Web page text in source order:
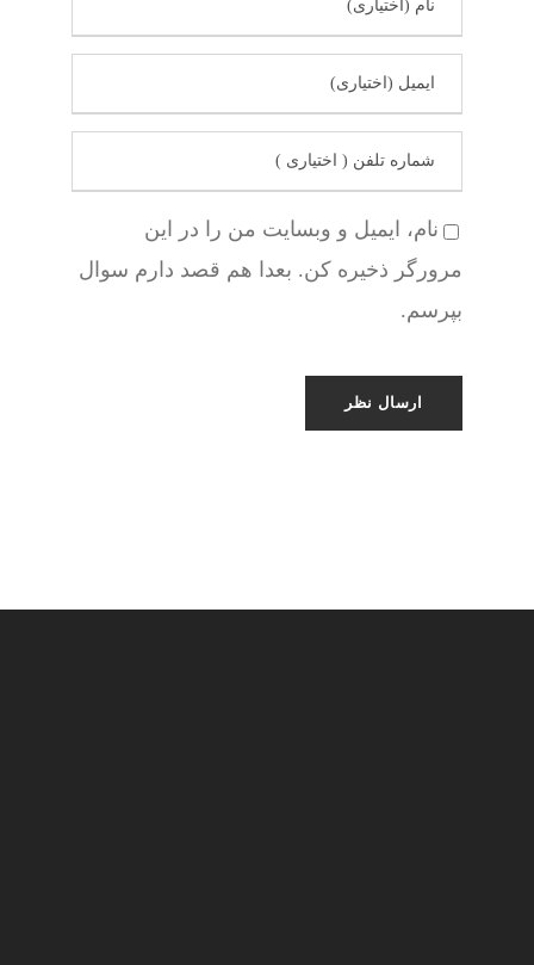
نام، ایمیل و وبسایت من را در این
مرورگر ذخیره کن. بعدا هم قصد دارم سوال
بپرسم.